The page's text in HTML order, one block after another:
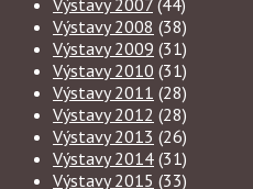
Výstavy 2008 (38)
Výstavy 2009 (31)
Výstavy 2010 (31)
Výstavy 2011 (28)
Výstavy 2012 (28)
Výstavy 2013 (26)
Výstavy 2014 (31)
Výstavy 2015 (33)